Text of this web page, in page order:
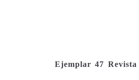
Ejemplar 47